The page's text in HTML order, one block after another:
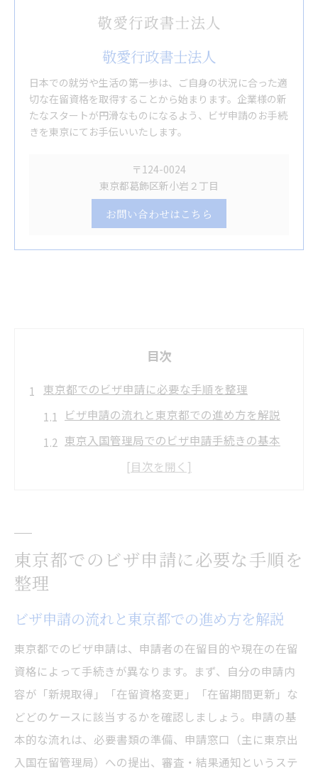
敬愛行政書士法人
日本での就労や生活の第一歩は、ご自身の状況に合った適
切な在留資格を取得することから始まります。企業様の新
たなスタートが円滑なものになるよう、ビザ申請のお手続
きを東京にてお手伝いいたします。
〒124-0024
東京都葛飾区新小岩２丁目
お問い合わせはこちら
目次
東京都でのビザ申請に必要な手順を整理
ビザ申請の流れと東京都での進め方を解説
東京入国管理局でのビザ申請手続きの基本
ビザ申請時に確認すべき必要書類一覧
申請窓口や予約方法を詳しく解説
介
窓口でのビザ申請予約の方法と流れ
ビザ申請時の電話や相談窓口の活用法
必要書類と窓口の持参物リストを整理
ビザ申請書類の準備と記入の注意点
ビザ申請に必要な書類と記入例のポイント
東京都でのビザ申請に必要な手順を
整理
ビザ申請の流れと東京都での進め方を解説
東京都でのビザ申請は、申請者の在留目的や現在の在留
資格によって手続きが異なります。まず、自分の申請内
容が「新規取得」「在留資格変更」「在留期間更新」な
どどのケースに該当するかを確認しましょう。申請の基
本的な流れは、必要書類の準備、申請窓口（主に東京出
入国在留管理局）への提出、審査・結果通知というステ